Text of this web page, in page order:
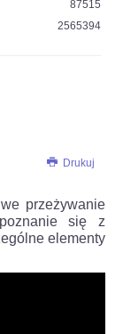
87515
2565394
Drukuj
przeżywanie
się z
elementy